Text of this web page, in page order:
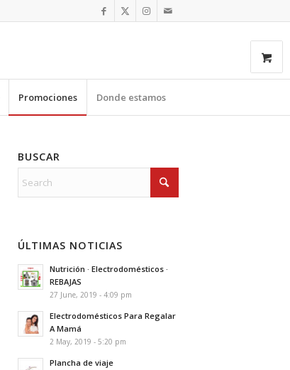
Promociones Donde estamos
BUSCAR
ÚLTIMAS NOTICIAS
Nutrición · Electrodomésticos ·
REBAJAS
27 June, 2019 - 4:09 pm
Electrodomésticos Para Regalar
A Mamá
2 May, 2019 - 5:20 pm
Plancha de viaje